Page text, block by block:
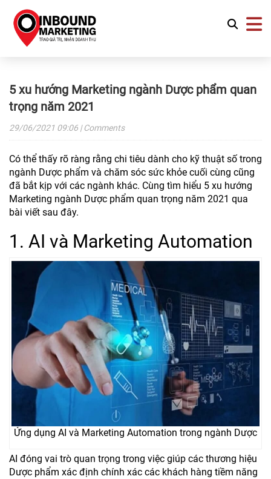
5 xu hướng Marketing ngành Dược phẩm quan
trọng năm 2021
29/06/2021 09:06 | Comments
Có thể thấy rõ ràng rằng chi tiêu dành cho kỹ thuật số trong
ngành Dược phẩm và chăm sóc sức khỏe cuối cùng cũng
đã bắt kịp với các ngành khác. Cùng tìm hiểu 5 xu hướng
Marketing ngành Dược phẩm quan trọng năm 2021 qua
bài viết sau đây.
1. AI và Marketing Automation
Ứng dụng AI và Marketing Automation trong ngành Dược
AI đóng vai trò quan trọng trong việc giúp các thương hiệu
Dược phẩm xác định chính xác các khách hàng tiềm năng